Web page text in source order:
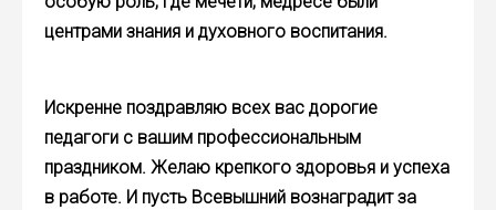
центрами знания и духовного воспитания.
Искренне поздравляю всех вас дорогие
педагоги с вашим профессиональным
праздником. Желаю крепкого здоровья и успеха
в работе. И пусть Всевышний вознаградит за